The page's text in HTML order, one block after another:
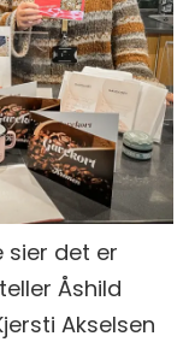
sier det er
Åshild
Akselsen